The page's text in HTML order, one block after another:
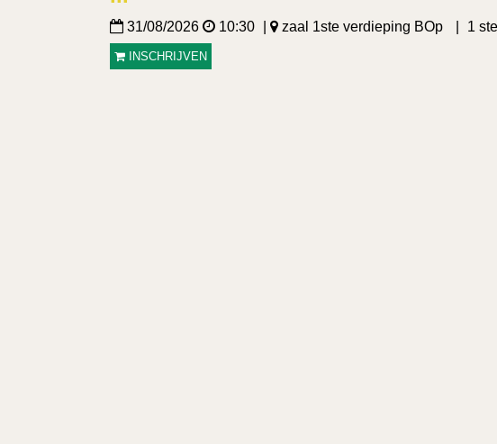
31/08/2026 10:30 zaal 1ste verdieping BOp 1
INSCHRIJVEN